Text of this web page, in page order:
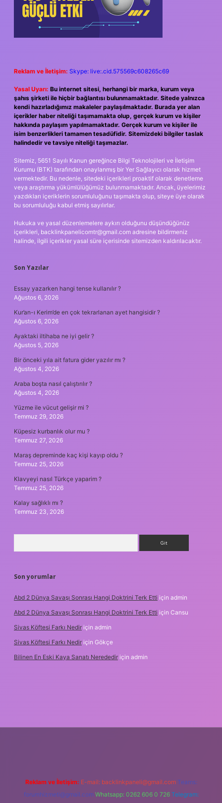
Reklam ve İletişim: Skype: live:.cid.575569c608265c69
Yasal Uyarı: Bu internet sitesi, herhangi bir marka, kurum veya
şahıs şirketi ile hiçbir bağlantısı bulunmamaktadır. Sitede yalnızca
kendi hazırladığımız makaleler paylaşılmaktadır. Burada yer alan
içerikler haber niteliği taşımamakta olup, gerçek kurum ve kişiler
hakkında paylaşım yapılmamaktadır. Gerçek kurum ve kişiler ile
isim benzerlikleri tamamen tesadüfidir. Sitemizdeki bilgiler taslak
halindedir ve tavsiye niteliği taşımazlar.
Sitemiz, 5651 Sayılı Kanun gereğince Bilgi Teknolojileri ve İletişim
Kurumu (BTK) tarafından onaylanmış bir Yer Sağlayıcı olarak hizmet
vermektedir. Bu nedenle, sitedeki içerikleri proaktif olarak denetleme
veya araştırma yükümlülüğümüz bulunmamaktadır. Ancak, üyelerimiz
yazdıkları içeriklerin sorumluluğunu taşımakta olup, siteye üye olarak
bu sorumluluğu kabul etmiş sayılırlar.
Hukuka ve yasal düzenlemelere aykırı olduğunu düşündüğünüz
içerikleri, backlinkpanelicomtr@gmail.com adresine bildirmeniz
halinde, ilgili içerikler yasal süre içerisinde sitemizden kaldırılacaktır.
Son Yazılar
Essay yazarken hangi tense kullanılır ?
Ağustos 6, 2026
Kur’an-ı Kerim’de en çok tekrarlanan ayet hangisidir ?
Ağustos 6, 2026
Ayaktaki iltihaba ne iyi gelir ?
Ağustos 5, 2026
Bir önceki yıla ait fatura gider yazılır mı ?
Ağustos 4, 2026
Araba boşta nasıl çalıştırılır ?
Ağustos 4, 2026
Yüzme ile vücut gelişir mi ?
Temmuz 29, 2026
Küpesiz kurbanlık olur mu ?
Temmuz 27, 2026
Maraş depreminde kaç kişi kayıp oldu ?
Temmuz 25, 2026
Klavyeyi nasıl Türkçe yaparim ?
Temmuz 25, 2026
Kalay sağlıklı mı ?
Temmuz 23, 2026
Son yorumlar
Abd 2 Dünya Savaşı Sonrası Hangi Doktrini Terk Etti için admin
Abd 2 Dünya Savaşı Sonrası Hangi Doktrini Terk Etti için Cansu
Sivas Köftesi Farkı Nedir için admin
Sivas Köftesi Farkı Nedir için Gökçe
Bilinen En Eski Kaya Sanatı Nerededir için admin
Reklam ve İletişim: E-mail: backlinkpaneli@gmail.com Teams:
forumhizmeti@gmail.com Whatsapp: 0262 606 0 726 Telegram: